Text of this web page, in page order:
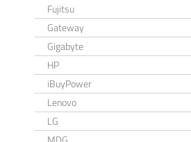
Fujitsu
Gateway
Gigabyte
HP
iBuyPower
Lenovo
LG